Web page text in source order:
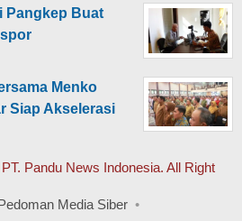
Pangkep Buat
Menko
Siap Akselerasi
Pandu News Indonesia. All Right
Media Siber